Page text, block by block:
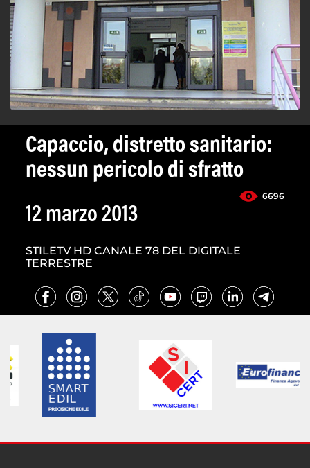
Capaccio, distretto sanitario:
nessun pericolo di sfratto
6696
12 marzo 2013
STILETV HD CANALE 78 DEL DIGITALE
TERRESTRE